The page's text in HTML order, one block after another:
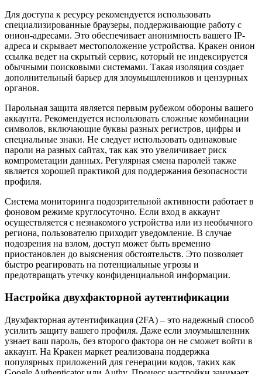
Для доступа к ресурсу рекомендуется использовать
специализированные браузеры, поддерживающие работу с
онион-адресами. Это обеспечивает анонимность вашего IP-
адреса и скрывает местоположение устройства. Кракен онион
ссылка ведет на скрытый сервис, который не индексируется
обычными поисковыми системами. Такая изоляция создает
дополнительный барьер для злоумышленников и цензурных
органов.
Парольная защита является первым рубежом обороны вашего
аккаунта. Рекомендуется использовать сложные комбинации
символов, включающие буквы разных регистров, цифры и
специальные знаки. Не следует использовать одинаковые
пароли на разных сайтах, так как это увеличивает риск
компрометации данных. Регулярная смена паролей также
является хорошей практикой для поддержания безопасности
профиля.
Система мониторинга подозрительной активности работает в
фоновом режиме круглосуточно. Если вход в аккаунт
осуществляется с незнакомого устройства или из необычного
региона, пользователю приходит уведомление. В случае
подозрения на взлом, доступ может быть временно
приостановлен до выяснения обстоятельств. Это позволяет
быстро реагировать на потенциальные угрозы и
предотвращать утечку конфиденциальной информации.
Настройка двухфакторной аутентификации
Двухфакторная аутентификация (2FA) – это надежный способ
усилить защиту вашего профиля. Даже если злоумышленник
узнает ваш пароль, без второго фактора он не сможет войти в
аккаунт. На Кракен маркет реализована поддержка
популярных приложений для генерации кодов, таких как